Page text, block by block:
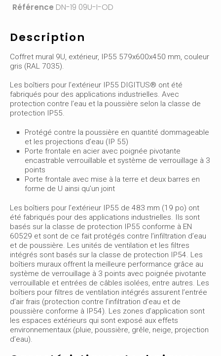
Référence DN-19 09U-I-OD
Description
Coffret mural 9U, extérieur, IP55 579x600x450 mm, couleur
gris (RAL 7035).
Les boîtiers pour l’extérieur IP55 DIGITUS® ont été
fabriqués pour des applications industrielles. Avec
protection contre l’eau et la poussière selon la classe de
protection IP55.
Protégé contre la poussière en quantité dommageable
et les projections d’eau (IP 55)
Porte frontale en acier avec poignée pivotante
encastrable verrouillable et système de verrouillage à 3
points
Porte frontale avec mise à la terre et deux barres en
forme de U ainsi qu’un joint
Les boîtiers pour l’extérieur IP55 de 483 mm (19 po) ont
été fabriqués pour des applications industrielles. Ils sont
basés sur la classe de protection IP55 conforme à EN
60529 et sont de ce fait protégés contre l’infiltration d’eau
et de poussière. Les unités de ventilation et les filtres
intégrés sont basés sur la classe de protection IP54. Les
boîtiers muraux offrent la meilleure performance grâce au
système de verrouillage à 3 points avec poignée pivotante
verrouillable et entrées de câbles isolées, entre autres. Les
boîtiers pour filtres de ventilation intégrés assurent l’entrée
d’air frais (protection contre l’infiltration d’eau et de
poussière conforme à IP54). Les zones d’application sont
les espaces extérieurs qui sont exposé aux effets
environnementaux (pluie, poussière, grêle, neige, projection
d’eau).